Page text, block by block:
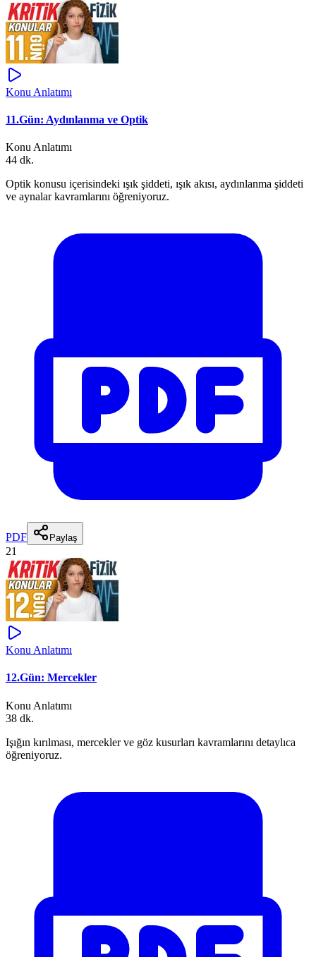
Konu Anlatımı
11.Gün: Aydınlanma ve Optik
Konu Anlatımı
44 dk.
Optik konusu içerisindeki ışık şiddeti, ışık akısı, aydınlanma şiddeti
ve aynalar kavramlarını öğreniyoruz.
PDF Paylaş
21
Konu Anlatımı
12.Gün: Mercekler
Konu Anlatımı
38 dk.
Işığın kırılması, mercekler ve göz kusurları kavramlarını detaylıca
öğreniyoruz.